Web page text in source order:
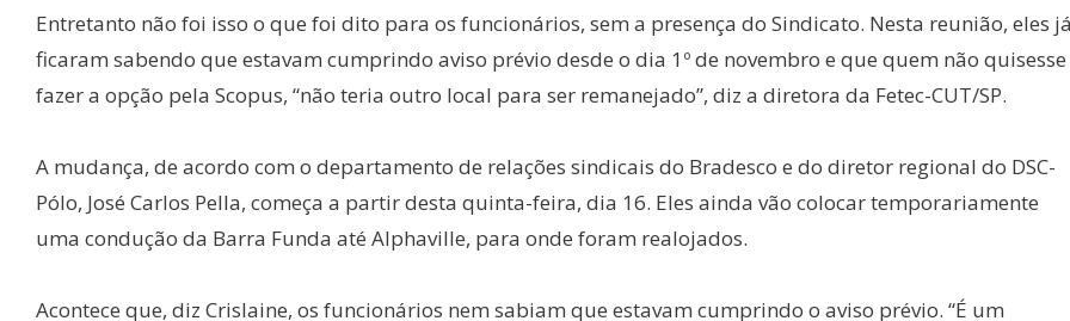
Entretanto não foi isso o que foi dito para os funcionários, sem a presença do Sindicato. Nesta reunião, eles já
ficaram sabendo que estavam cumprindo aviso prévio desde o dia 1º de novembro e que quem não quisesse
fazer a opção pela Scopus, “não teria outro local para ser remanejado”, diz a diretora da Fetec-CUT/SP.
A mudança, de acordo com o departamento de relações sindicais do Bradesco e do diretor regional do DSC-
Pólo, José Carlos Pella, começa a partir desta quinta-feira, dia 16. Eles ainda vão colocar temporariamente
uma condução da Barra Funda até Alphaville, para onde foram realojados.
Acontece que, diz Crislaine, os funcionários nem sabiam que estavam cumprindo o aviso prévio. “É um